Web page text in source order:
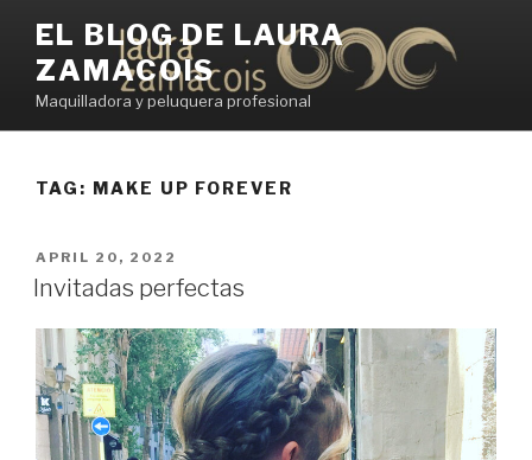
content
EL BLOG DE LAURA
ZAMACOIS
Maquilladora y peluquera profesional
TAG: MAKE UP FOREVER
POSTED
ON
APRIL 20, 2022
Invitadas perfectas